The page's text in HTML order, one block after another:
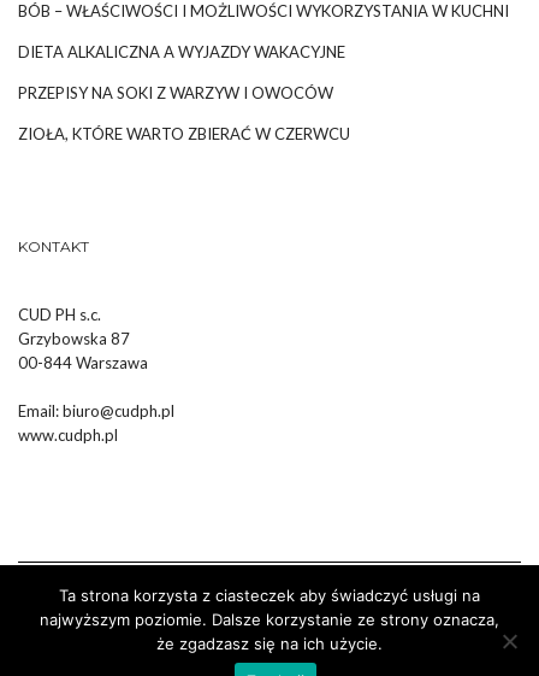
BÓB – WŁAŚCIWOŚCI I MOŻLIWOŚCI WYKORZYSTANIA W KUCHNI
DIETA ALKALICZNA A WYJAZDY WAKACYJNE
PRZEPISY NA SOKI Z WARZYW I OWOCÓW
ZIOŁA, KTÓRE WARTO ZBIERAĆ W CZERWCU
KONTAKT
CUD PH s.c.
Grzybowska 87
00-844 Warszawa
Email:biuro@cudph.pl
www.cudph.pl
Wykonanie :Strony Internetowe Białystok Dr Pixel
Ta strona korzysta z ciasteczek aby świadczyć usługi na
najwyższym poziomie. Dalsze korzystanie ze strony oznacza,
że zgadzasz się na ich użycie.